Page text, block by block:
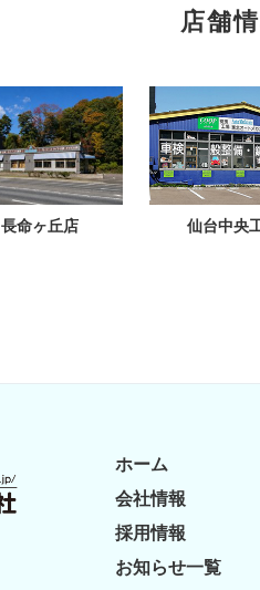
店舗
長命ヶ丘店 仙台中央
ホーム
会社情報
採用情報
お知らせ一覧